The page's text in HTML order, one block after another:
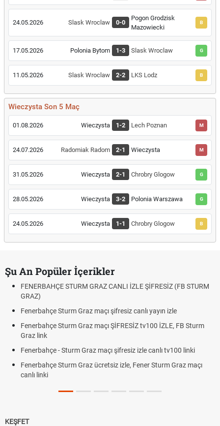
24.05.2026 Slask Wroclaw 0-0
Pogon Grodzisk
Mazowiecki
B
17.05.2026 Polonia Bytom 1-3 Slask Wroclaw G
11.05.2026 Slask Wroclaw 2-2 LKS Lodz B
Wieczysta Son 5 Maç
01.08.2026 Wieczysta 1-2 Lech Poznan M
24.07.2026 Radomiak Radom 2-1 Wieczysta M
31.05.2026 Wieczysta 2-1 Chrobry Glogow G
28.05.2026 Wieczysta 3-2 Polonia Warszawa G
24.05.2026 Wieczysta 1-1 Chrobry Glogow B
Şu An Popüler İçerikler
FENERBAHÇE STURM GRAZ CANLI İZLE ŞİFRESİZ (FB STURM
GRAZ)
Fenerbahçe Sturm Graz maçı şifresiz canlı yayın izle
Fenerbahçe Sturm Graz maçı ŞİFRESİZ tv100 İZLE, FB Sturm
Graz link
Fenerbahçe - Sturm Graz maçı şifresiz izle canlı tv100 linki
Fenerbahçe Sturm Graz ücretsiz izle, Fener Sturm Graz maçı
canlı linki
KEŞFET